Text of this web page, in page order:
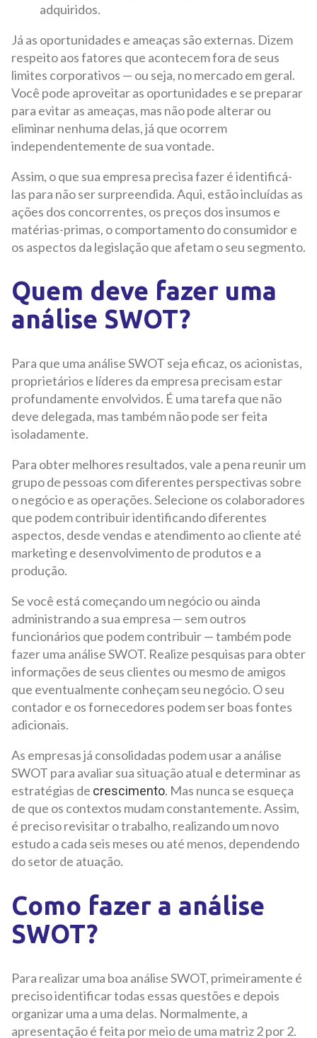
adquiridos.
Já as oportunidades e ameaças são externas. Dizem
respeito aos fatores que acontecem fora de seus
limites corporativos — ou seja, no mercado em geral.
Você pode aproveitar as oportunidades e se preparar
para evitar as ameaças, mas não pode alterar ou
eliminar nenhuma delas, já que ocorrem
independentemente de sua vontade.
Assim, o que sua empresa precisa fazer é identificá-
las para não ser surpreendida. Aqui, estão incluídas as
ações dos concorrentes, os preços dos insumos e
matérias-primas, o comportamento do consumidor e
os aspectos da legislação que afetam o seu segmento.
Quem deve fazer uma
análise SWOT?
Para que uma análise SWOT seja eficaz, os acionistas,
proprietários e líderes da empresa precisam estar
profundamente envolvidos. É uma tarefa que não
deve delegada, mas também não pode ser feita
isoladamente.
Para obter melhores resultados, vale a pena reunir um
grupo de pessoas com diferentes perspectivas sobre
o negócio e as operações. Selecione os colaboradores
que podem contribuir identificando diferentes
aspectos, desde vendas e atendimento ao cliente até
marketing e desenvolvimento de produtos e a
produção.
Se você está começando um negócio ou ainda
administrando a sua empresa — sem outros
funcionários que podem contribuir — também pode
fazer uma análise SWOT. Realize pesquisas para obter
informações de seus clientes ou mesmo de amigos
que eventualmente conheçam seu negócio. O seu
contador e os fornecedores podem ser boas fontes
adicionais.
As empresas já consolidadas podem usar a análise
SWOT para avaliar sua situação atual e determinar as
estratégias de crescimento. Mas nunca se esqueça
de que os contextos mudam constantemente. Assim,
é preciso revisitar o trabalho, realizando um novo
estudo a cada seis meses ou até menos, dependendo
do setor de atuação.
Como fazer a análise
SWOT?
Para realizar uma boa análise SWOT, primeiramente é
preciso identificar todas essas questões e depois
organizar uma a uma delas. Normalmente, a
apresentação é feita por meio de uma matriz 2 por 2.